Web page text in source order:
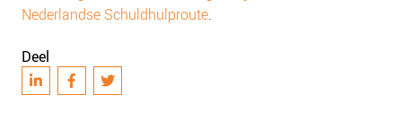
Nederlandse Schuldhulproute.
Deel